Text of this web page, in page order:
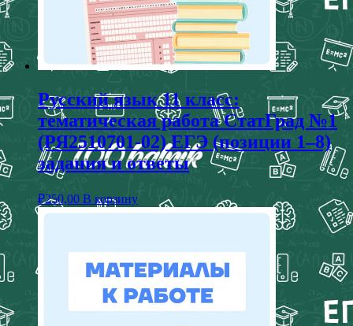
Русский язык 11 класс:
тематическая работа СтатГрад №1
(РЯ2510701-02) ЕГЭ (позиции 1–8)
задания и ответы
₽250,00 В корзину